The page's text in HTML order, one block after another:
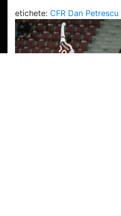
etichete: CFR Dan Petrescu